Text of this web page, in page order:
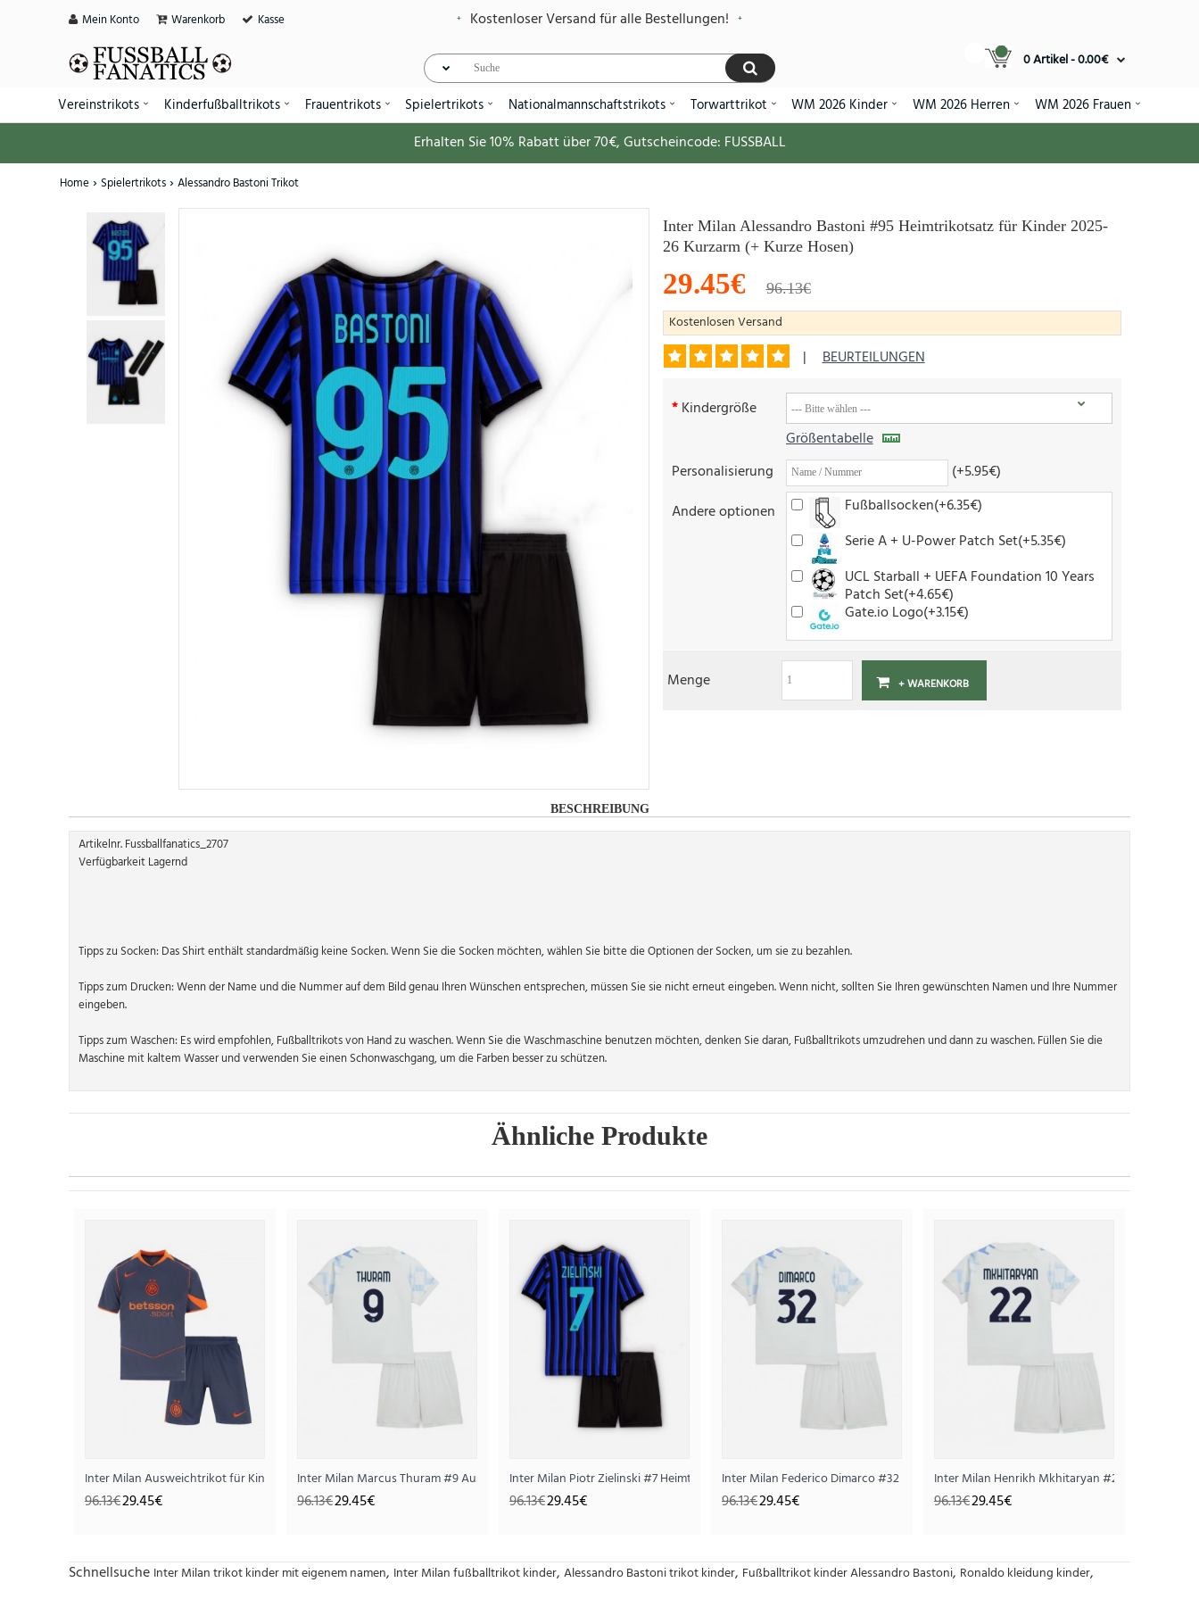
Mein Konto Warenkorb Kasse Kostenloser Versand für alle Bestellungen!
0 Artikel - 0.00€
Vereinstrikots Kinderfußballtrikots Frauentrikots Spielertrikots Nationalmannschaftstrikots Torwarttrikot WM 2026 Kinder WM 2026 Herren WM 2026 Frauen
Erhalten Sie10% Rabatt über70€, Gutscheincode: FUSSBALL
Home Spielertrikots Alessandro Bastoni Trikot
Inter Milan Alessandro Bastoni #95 Heimtrikotsatz für Kinder 2025-
26 Kurzarm (+ Kurze Hosen)
29.45€ 96.13€
Kostenlosen Versand
| BEURTEILUNGEN
Kindergröße
Größentabelle
Personalisierung
(+5.95€)
Andere optionen
Fußballsocken(+6.35€)
Serie A + U-Power Patch Set(+5.35€)
UCL Starball + UEFA Foundation 10 Years
Patch Set(+4.65€)
Gate.io Logo(+3.15€)
Menge
BESCHREIBUNG
Artikelnr. Fussballfanatics_2707
Verfügbarkeit Lagernd
Tipps zu Socken: Das Shirt enthält standardmäßig keine Socken. Wenn Sie die Socken möchten, wählen Sie bitte die Optionen der Socken, um sie zu bezahlen.
Tipps zum Drucken: Wenn der Name und die Nummer auf dem Bild genau Ihren Wünschen entsprechen, müssen Sie sie nicht erneut eingeben. Wenn nicht, sollten Sie Ihren gewünschten Namen und Ihre Nummer
eingeben.
Tipps zum Waschen: Es wird empfohlen, Fußballtrikots von Hand zu waschen. Wenn Sie die Waschmaschine benutzen möchten, denken Sie daran, Fußballtrikots umzudrehen und dann zu waschen. Füllen Sie die
Maschine mit kaltem Wasser und verwenden Sie einen Schonwaschgang, um die Farben besser zu schützen.
Ähnliche Produkte
Inter Milan Ausweichtrikot für Kinder 2025-26 Kurzarm (+ Kurze Hosen)
96.13€29.45€
Inter Milan Marcus Thuram #9 Auswärts Trikotsatz für Kinder 2025-26 Kurzarm (+ Kurze Hosen)
96.13€29.45€
Inter Milan Piotr Zielinski #7 Heimtrikotsatz für Kinder 2025-26 Kurzarm (+ Kurze Hosen)
96.13€29.45€
Inter Milan Federico Dimarco #32 Auswärts Trikotsatz für Kinder 2025-26 Kurzarm (+
96.13€29.45€
Inter Milan Henrikh Mkhitaryan #22 Auswärts
96.13€29.45€
Schnellsuche Inter Milan trikot kinder mit eigenem namen, Inter Milan fußballtrikot kinder, Alessandro Bastoni trikot kinder, Fußballtrikot kinder Alessandro Bastoni, Ronaldo kleidung kinder,